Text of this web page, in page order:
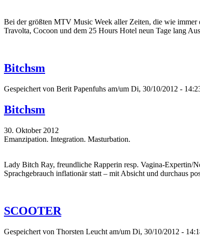
Bei der größten MTV Music Week aller Zeiten, die wie
Travolta, Cocoon und dem 25 Hours Hotel neun Tage lang
Bitchsm
Gespeichert von Berit Papenfuhs am/um Di, 30/10/2012 -
Bitchsm
30. Oktober 2012
Emanzipation. Integration. Masturbation.
Lady Bitch Ray, freundliche Rapperin resp. Vagina-Expertin/
Sprachgebrauch inflationär statt – mit Absicht und durchaus
SCOOTER
Gespeichert von Thorsten Leucht am/um Di, 30/10/2012 -